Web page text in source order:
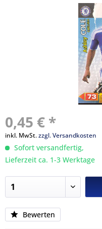
0,45 € *
inkl. MwSt.zzgl. Versandkosten
Sofort versandfertig,
Lieferzeit ca. 1-3 Werktage
Bewerten